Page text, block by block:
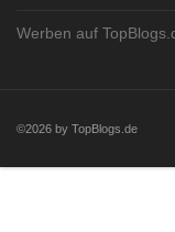
Werben auf
©2026 by TopBlogs.de